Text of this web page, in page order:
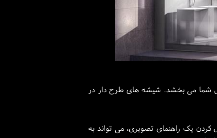
شما می بخشد. شیشه های طرح دار در
کردن یک راهنمای تصویری، می تواند به